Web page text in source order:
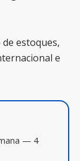
estoques,
e
— 4